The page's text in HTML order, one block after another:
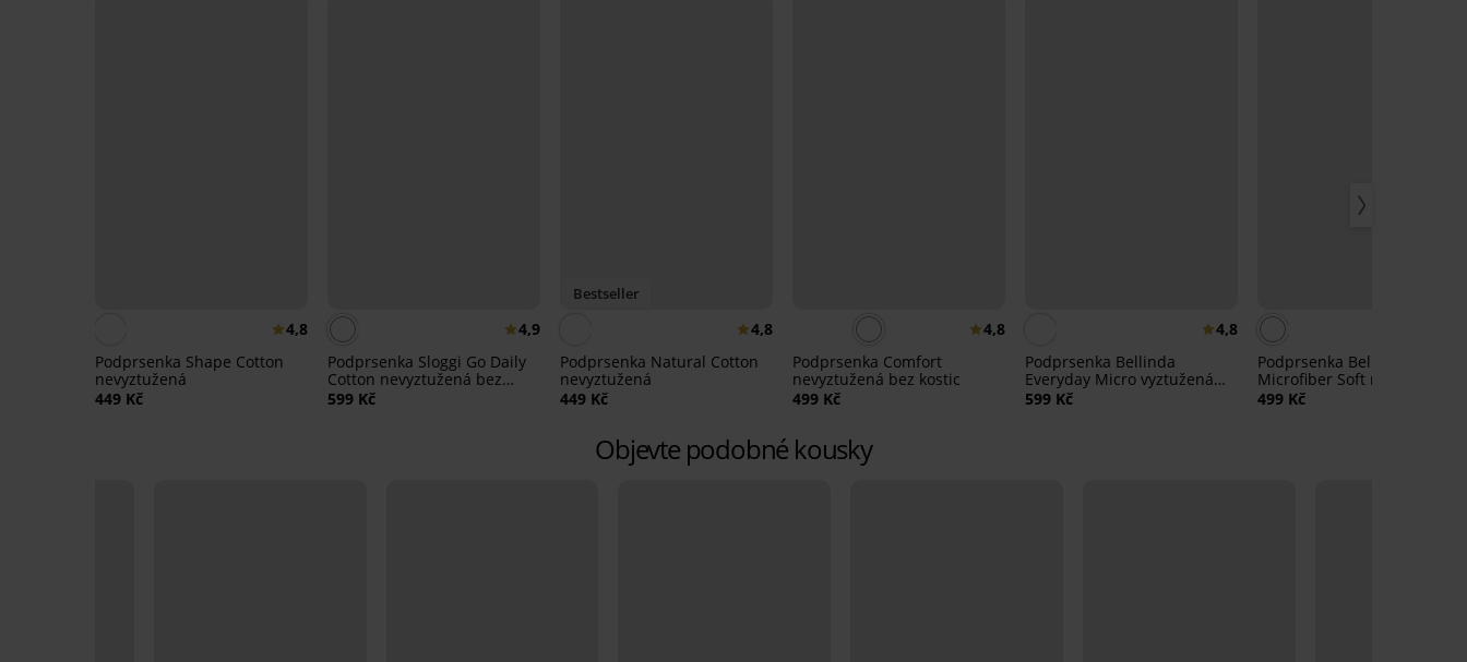
4,8
Podprsenka Shape Cotton
nevyztužená
449 Kč
4,9
Podprsenka Sloggi Go Daily
Cotton nevyztužená bez
kostic
599 Kč
Bestseller
4,8
Podprsenka Natural Cotton
nevyztužená
449 Kč
4,8
Podprsenka Comfort
nevyztužená bez kostic
499 Kč
4,8
Podprsenka Bellinda
Everyday Micro vyztužená
bez kostic
599 Kč
Podprsenka Bellinda
Microfiber Soft nevyztužená
499 Kč
Objevte podobné kousky